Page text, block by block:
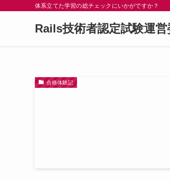
体系立てた学習の総チェックにいかがですか？
Rails技術者認定試験運営
合格体験記